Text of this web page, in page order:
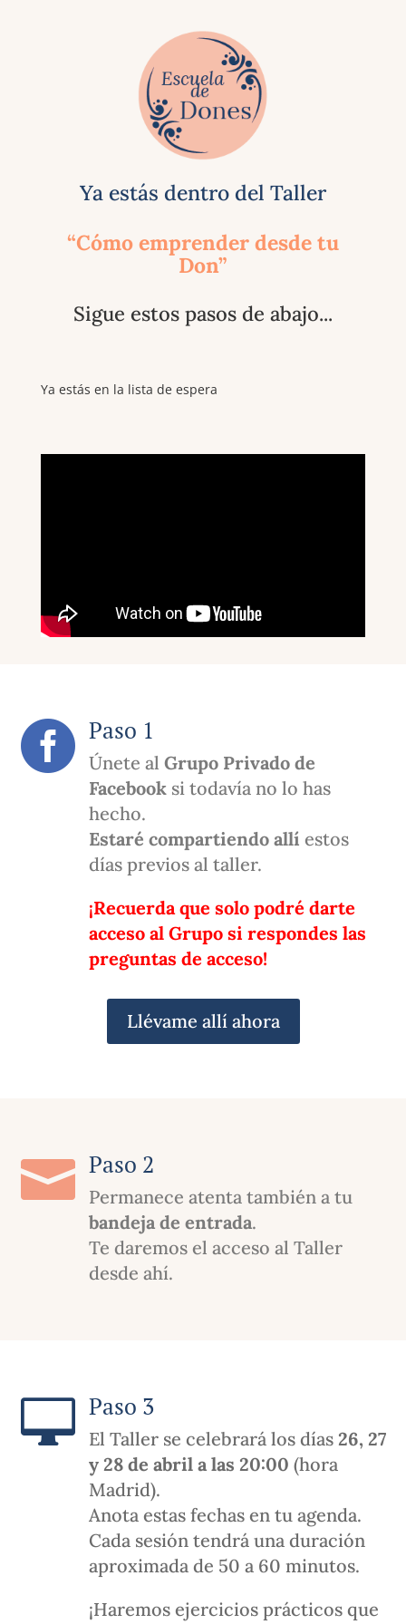
Ya estás dentro del Taller
“Cómo emprender desde tu
Don”
Sigue estos pasos de abajo...
Ya estás en la lista de espera
 Paso 1
Únete al Grupo Privado de
Facebooksi todavía no lo has
hecho.
Estaré compartiendo allí estos
días previos al taller.
¡Recuerda que solo podré darte
acceso al Grupo si respondes las
preguntas de acceso!
Llévame allí ahora
 Paso 2
Permanece atenta también a tu
bandeja de entrada.
Te daremos el acceso al Taller
desde ahí.
 Paso 3
El Taller se celebrará los días 26, 27
y 28 de abril a las 20:00 (hora
Madrid).
Anota estas fechas en tu agenda.
Cada sesión tendrá una duración
aproximada de 50 a 60 minutos.
¡Haremos ejercicios prácticos que